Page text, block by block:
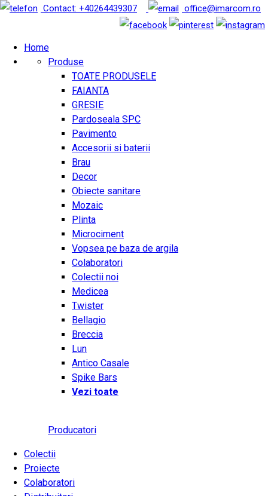
Contact: +40264439307 office@imarcom.ro
Home
Produse
TOATE PRODUSELE
FAIANTA
GRESIE
Pardoseala SPC
Pavimento
Accesorii si baterii
Brau
Decor
Obiecte sanitare
Mozaic
Plinta
Microciment
Vopsea pe baza de argila
Colaboratori
Colectii noi
Medicea
Twister
Bellagio
Breccia
Lun
Antico Casale
Spike Bars
Vezi toate
Producatori
Colectii
Proiecte
Colaboratori